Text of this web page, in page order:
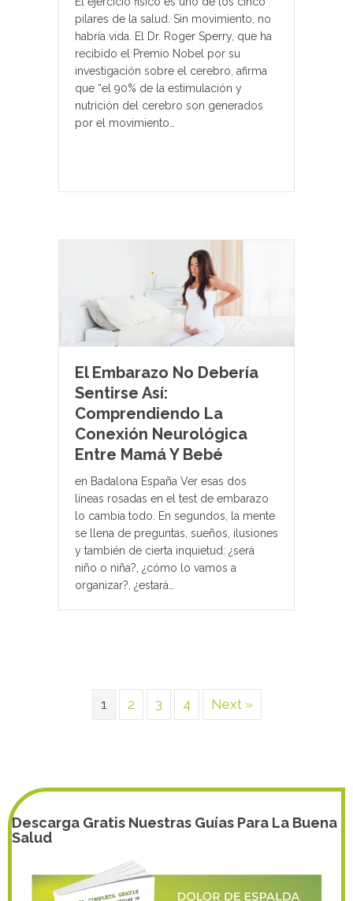
pilares de la salud. Sin movimiento, no
habría vida. El Dr. Roger Sperry, que ha
recibido el Premio Nobel por su
investigación sobre el cerebro, afirma
que “el 90% de la estimulación y
nutrición del cerebro son generados
por el movimiento…
El Embarazo No Debería
Sentirse Así:
Comprendiendo La
Conexión Neurológica
Entre Mamá Y Bebé
en Badalona España Ver esas dos
líneas rosadas en el test de embarazo
lo cambia todo. En segundos, la mente
se llena de preguntas, sueños, ilusiones
y también de cierta inquietud: ¿será
niño o niña?, ¿cómo lo vamos a
organizar?, ¿estará…
1 2 3 4 Next »
Descarga Gratis Nuestras Guías Para La Buena
Salud